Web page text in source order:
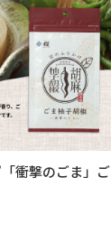
衝撃のごま」ご